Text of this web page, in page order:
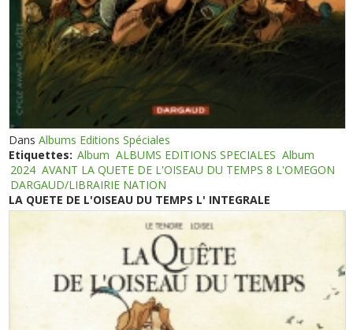
DansAlbums Editions Spéciales
Etiquettes: Album ALBUMS EDITIONS SPECIALES Album
2024 AVANT LA QUETE DE L'OISEAU DU TEMPS 8 L'OMEGON
DARGAUD/LIBRAIRIE NATION
LA QUETE DE L'OISEAU DU TEMPS L' INTEGRALE